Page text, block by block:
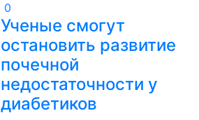
0
Ученые смогут
остановить развитие
почечной
недостаточности у
диабетиков